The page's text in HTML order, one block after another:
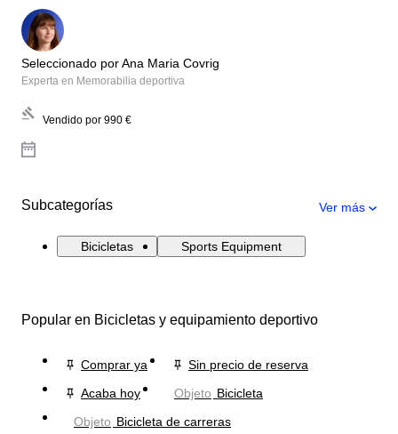
Seleccionado por Ana Maria Covrig
Experta en Memorabilia deportiva
Vendido por 990 €
Subcategorías Ver más
Bicicletas Sports Equipment
Popular en Bicicletas y equipamiento deportivo
Comprar ya
Sin precio de reserva
Acaba hoy
Objeto Bicicleta
Objeto Bicicleta de carreras